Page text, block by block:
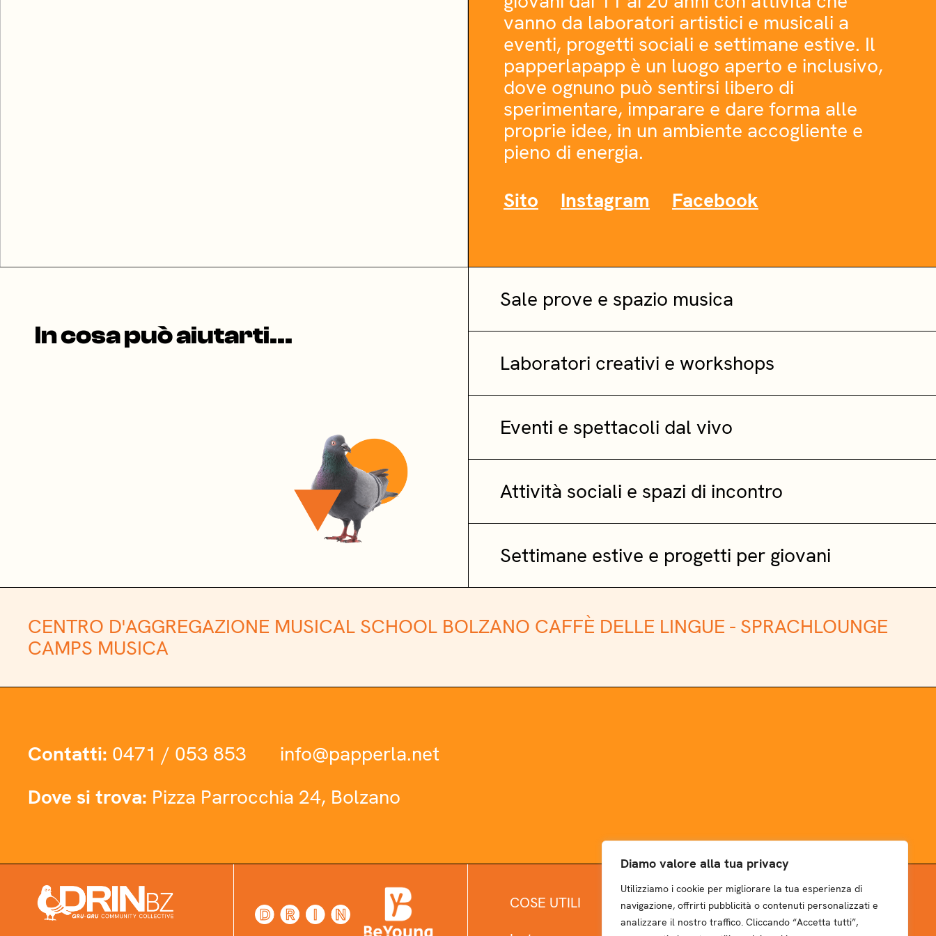
Diamo valore alla tua privacy
Utilizziamo i cookie per migliorare la tua esperienza di
navigazione, offrirti pubblicità o contenuti personalizzati e
analizzare il nostro traffico. Cliccando “Accetta tutti”,
vanno da laboratori artistici e musicali a
eventi, progetti sociali e settimane estive. Il
papperlapapp è un luogo aperto e inclusivo,
dove ognuno può sentirsi libero di
sperimentare, imparare e dare forma alle
proprie idee, in un ambiente accogliente e
pieno di energia.
Sito
Instagram Facebook
In cosa può aiutarti...
Sale prove e spazio musica
Laboratori creativi e workshops
Eventi e spettacoli dal vivo
Attività sociali e spazi di incontro
Settimane estive e progetti per giovani
CENTRO D'AGGREGAZIONE MUSICAL SCHOOL BOLZANO CAFFÈ DELLE LINGUE - SPRACHLOUNGE
CAMPS MUSICA
Contatti: 0471 / 053 853
info@papperla.net
Dove si trova: Pizza Parrocchia 24, Bolzano
COSE UTILI
NEWSLETTER